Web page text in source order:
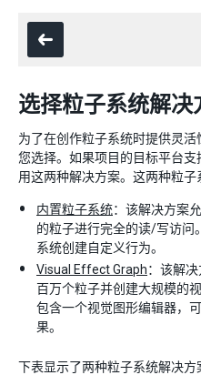
选择粒子系统解决
为了在创作粒子系统时提供灵
您选择。如果项目的目标平台支
用这两种解决方案。这两种粒子
内置粒子系统：该解决方案
的粒子进行完全的读/写访问
系统创建自定义行为。
Visual Effect Graph：该解
百万个粒子并创建大规模的
包含一个视觉图形编辑器，
果。
下表显示了两种粒子系统解决